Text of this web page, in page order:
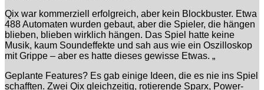
Qix war kommerziell erfolgreich, aber kein Blockbuster. Etwa
488 Automaten wurden gebaut, aber die Spieler, die hängen
blieben, blieben wirklich hängen. Das Spiel hatte keine
Musik, kaum Soundeffekte und sah aus wie ein Oszilloskop
mit Grippe – aber es hatte dieses gewisse Etwas. „
Geplante Features? Es gab einige Ideen, die es nie ins Spiel
schafften. Zwei Qix gleichzeitig, rotierende Sparx, Power-